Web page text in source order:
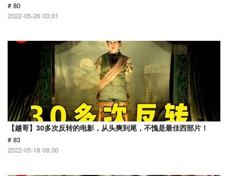
# 80
2022-05-26 03:01
【越哥】30多次反转的电影，从头爽到尾，不愧是最佳西部片！
# 83
2022-05-18 08:30